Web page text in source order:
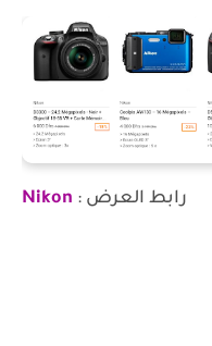
رابط العرض : Nikon